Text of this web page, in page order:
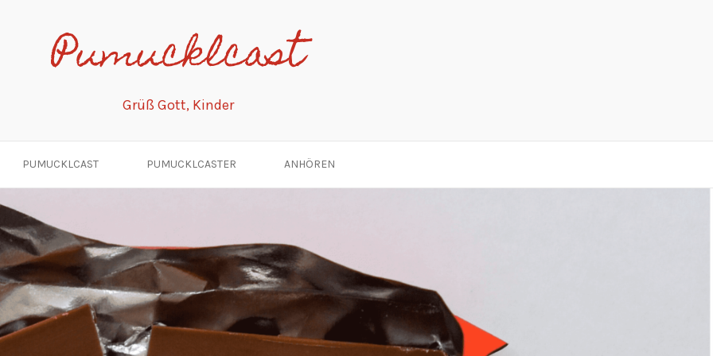
Pumucklcast
Grüß Gott, Kinder
PUMUCKLCAST PUMUCKLCASTER ANHÖREN